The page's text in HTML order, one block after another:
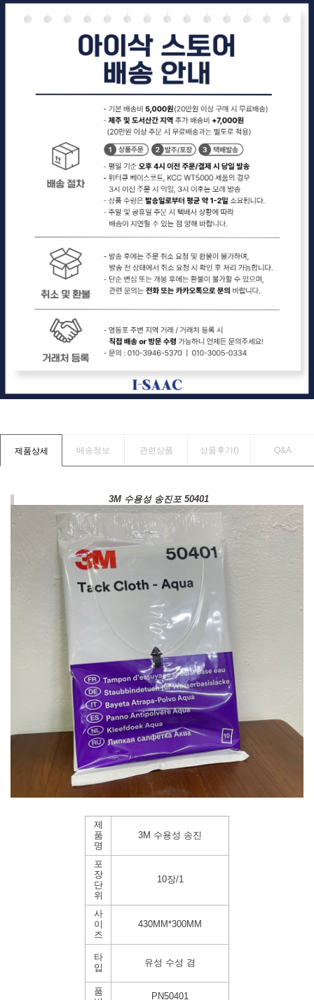
제품상세 배송정보 관련상품 상품후기() Q&A
3M 수용성 송진포 50401
제
품
명
3M 수용성 송진
포
장
단
위
10장/1
사
이
즈
430MM*300MM
타
입
유성 수성 겸
품
PN50401